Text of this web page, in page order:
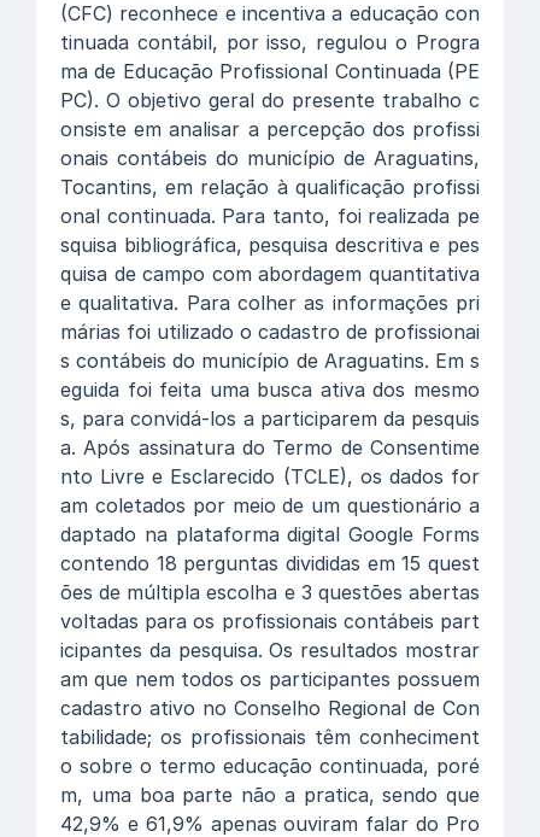
(CFC) reconhece e incentiva a educação con
tinuada contábil, por isso, regulou o Progra
ma de Educação Profissional Continuada (PE
PC). O objetivo geral do presente trabalho c
onsiste em analisar a percepção dos profissi
onais contábeis do município de Araguatins,
Tocantins, em relação à qualificação profissi
onal continuada. Para tanto, foi realizada pe
squisa bibliográfica, pesquisa descritiva e pes
quisa de campo com abordagem quantitativa
e qualitativa. Para colher as informações pri
márias foi utilizado o cadastro de profissionai
s contábeis do município de Araguatins. Em s
eguida foi feita uma busca ativa dos mesmo
s, para convidá-los a participarem da pesquis
a. Após assinatura do Termo de Consentime
nto Livre e Esclarecido (TCLE), os dados for
am coletados por meio de um questionário a
daptado na plataforma digital Google Forms
contendo 18 perguntas divididas em 15 quest
ões de múltipla escolha e 3 questões abertas
voltadas para os profissionais contábeis part
icipantes da pesquisa. Os resultados mostrar
am que nem todos os participantes possuem
cadastro ativo no Conselho Regional de Con
tabilidade; os profissionais têm conheciment
o sobre o termo educação continuada, poré
m, uma boa parte não a pratica, sendo que
42,9% e 61,9% apenas ouviram falar do Pro